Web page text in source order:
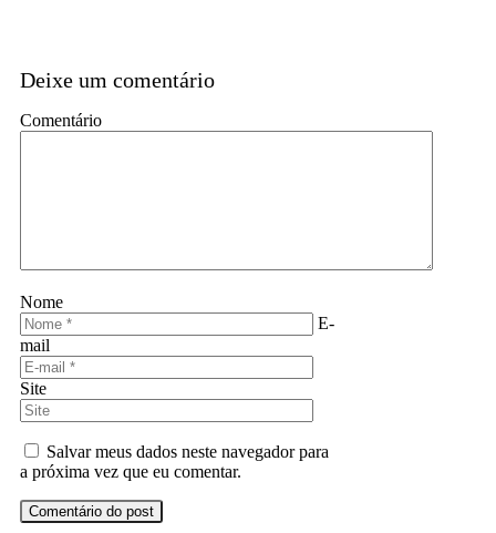
Deixe um comentário
Comentário
Nome
E-
mail
Site
Salvar meus dados neste navegador para
a próxima vez que eu comentar.